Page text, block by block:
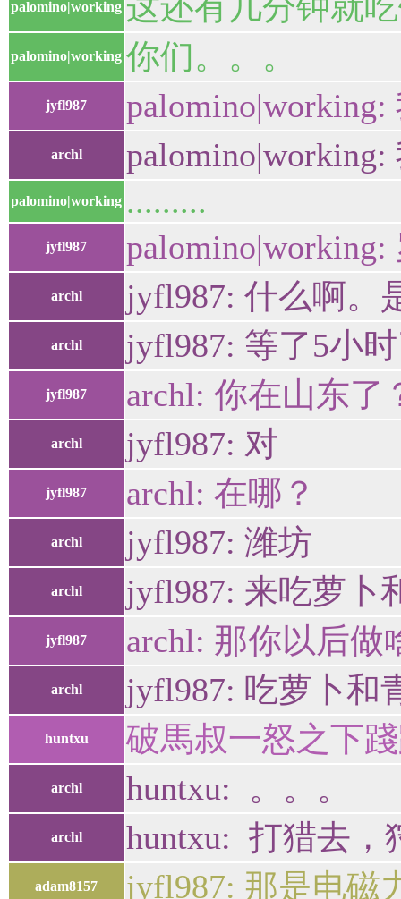
palomino|working
palomino|working 你们。。。
jyfl987
archl
palomino|working .........
jyfl987
archl jyfl987: 什么啊。
archl jyfl987: 等了5小
jyfl987 archl: 你在山东了
archl jyfl987: 对
jyfl987 archl: 在哪？
archl jyfl987: 潍坊
archl jyfl987: 来吃萝卜
jyfl987 archl: 那你以后做
archl jyfl987: 吃萝卜和
huntxu 破馬叔一怒之下
archl huntxu: 。。。
archl huntxu: 打猎去，
adam8157 jyfl987: 那是电磁